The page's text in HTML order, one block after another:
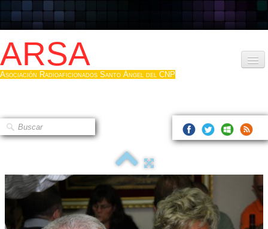
ARSA
Asociación Radioaficionados Santo Ángel del CNP
Que es la ARSA
Hacerse socio
Log diploma en Pdf
Fotos